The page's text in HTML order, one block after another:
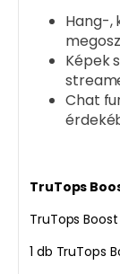
Hang-,
Képek
Chat
TruTops
TruTops
1 db TruTops